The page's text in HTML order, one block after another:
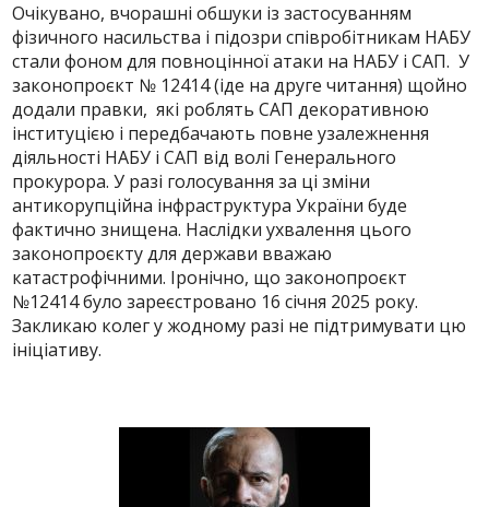
Очікувано, вчорашні обшуки із застосуванням
фізичного насильства і підозри співробітникам НАБУ
стали фоном для повноцінної атаки на НАБУ і САП. У
законопроєкт № 12414 (іде на друге читання) щойно
додали правки, які роблять САП декоративною
інституцією і передбачають повне узалежнення
діяльності НАБУ і САП від волі Генерального
прокурора. У разі голосування за ці зміни
антикорупційна інфраструктура України буде
фактично знищена. Наслідки ухвалення цього
законопроєкту для держави вважаю
катастрофічними. Іронічно, що законопроєкт
№12414 було зареєстровано 16 січня 2025 року.
Закликаю колег у жодному разі не підтримувати цю
ініціативу.